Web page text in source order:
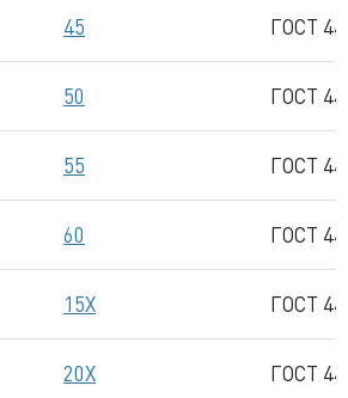
45 ГОСТ
50 ГОСТ
55 ГОСТ
60 ГОСТ
15Х ГОСТ
20Х ГОСТ